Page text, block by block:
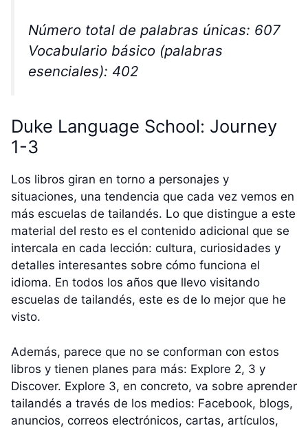
Número total de palabras únicas: 607
Vocabulario básico (palabras
esenciales): 402
Duke Language School: Journey
1-3
Los libros giran en torno a personajes y
situaciones, una tendencia que cada vez vemos en
más escuelas de tailandés. Lo que distingue a este
material del resto es el contenido adicional que se
intercala en cada lección: cultura, curiosidades y
detalles interesantes sobre cómo funciona el
idioma. En todos los años que llevo visitando
escuelas de tailandés, este es de lo mejor que he
visto.
Además, parece que no se conforman con estos
libros y tienen planes para más: Explore 2, 3 y
Discover. Explore 3, en concreto, va sobre aprender
tailandés a través de los medios: Facebook, blogs,
anuncios, correos electrónicos, cartas, artículos,